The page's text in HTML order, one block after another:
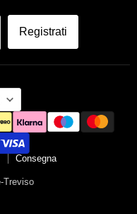
Registrati
Consegna
Treviso